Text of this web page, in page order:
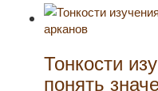
Тонкости
понять